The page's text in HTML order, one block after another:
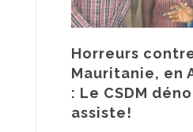
Horreurs
Mauritanie, en
: Le CSDM
assiste!